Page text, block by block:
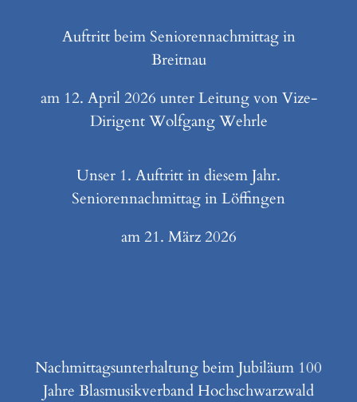
Auftritt beim Seniorennachmittag in
Breitnau
am 12. April 2026 unter Leitung von Vize-
Dirigent Wolfgang Wehrle
Unser 1. Auftritt in diesem Jahr.
Seniorennachmittag in Löffingen
am 21. März 2026
Nachmittagsunterhaltung beim Jubiläum 100
Jahre Blasmusikverband Hochschwarzwald